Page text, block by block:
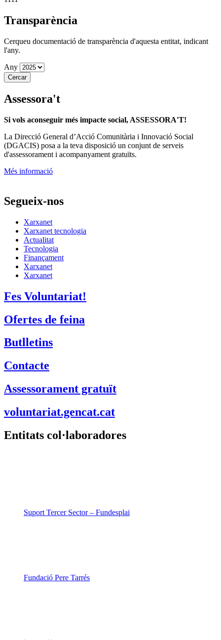
Transparència
Cerqueu documentació de transparència d'aquesta entitat, indicant
l'any.
Any
Assessora't
Si vols aconseguir més impacte social, ASSESSORA'T!
La Direcció General d’Acció Comunitària i Innovació Social
(DGACIS) posa a la teva disposició un conjunt de serveis
d'assessorament i acompanyament gratuïts.
Més informació
Segueix-nos
Xarxanet
Xarxanet tecnologia
Actualitat
Tecnologia
Finançament
Xarxanet
Xarxanet
Fes Voluntariat!
Ofertes de feina
Butlletins
Contacte
Assessorament gratuït
voluntariat.gencat.cat
Entitats col·laboradores
Suport Tercer Sector – Fundesplai
Fundació Pere Tarrés